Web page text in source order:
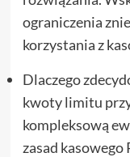
ograniczenia
korzystania z
Dlaczego
kwoty limitu
kompleksową
zasad kasowego